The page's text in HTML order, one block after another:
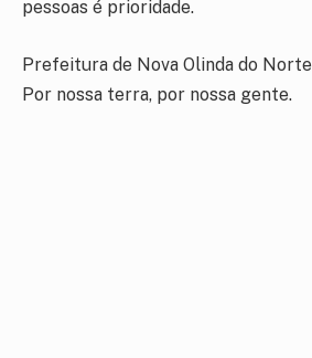
pessoas é prioridade.
Prefeitura de Nova Olinda do Norte
Por nossa terra, por nossa gente.